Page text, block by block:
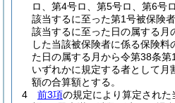
ロ、第4号ロ、第5号ロ、第6号
該当するに至った第1号被保険
該当するに至った日の属する月
した当該被保険者に係る保険料
た日の属する月から令第38条
いずれかに規定する者として月
額の合算額とする。
4
前3項の規定により算定され